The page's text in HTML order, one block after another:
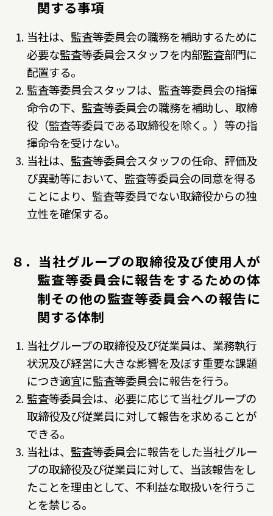
関する事項
当社は、監査等委員会の職務を補助するために
必要な監査等委員会スタッフを内部監査部門に
配置する。
監査等委員会スタッフは、監査等委員会の指揮
命令の下、監査等委員会の職務を補助し、取締
役（監査等委員である取締役を除く。）等の指
揮命令を受けない。
当社は、監査等委員会スタッフの任命、評価及
び異動等において、監査等委員会の同意を得る
ことにより、監査等委員でない取締役からの独
立性を確保する。
８．当社グループの取締役及び使用人が
監査等委員会に報告をするための体
制その他の監査等委員会への報告に
関する体制
当社グループの取締役及び従業員は、業務執行
状況及び経営に大きな影響を及ぼす重要な課題
につき適宜に監査等委員会に報告を行う。
監査等委員会は、必要に応じて当社グループの
取締役及び従業員に対して報告を求めることが
できる。
当社は、監査等委員会に報告をした当社グルー
プの取締役及び従業員に対して、当該報告をし
たことを理由として、不利益な取扱いを行うこ
とを禁じる。